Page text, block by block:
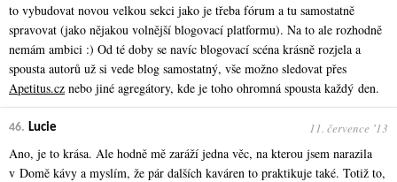
to vybudovat novou velkou sekci jako je třeba fórum a tu samostatně
spravovat (jako nějakou volnější blogovací platformu). Na to ale rozhodně
nemám ambici :) Od té doby se navíc blogovací scéna krásně rozjela a
spousta autorů už si vede blog samostatný, vše možno sledovat přes
Apetitus.cz nebo jiné agregátory, kde je toho ohromná spousta každý den.
46. Lucie 11. července ʼ13
Ano, je to krása. Ale hodně mě zaráží jedna věc, na kterou jsem narazila
v Domě kávy a myslím, že pár dalších kaváren to praktikuje také. Totiž to,